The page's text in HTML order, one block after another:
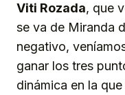
Viti Rozada, que
se va de Miranda
negativo,
ganar los tres
dinámica en la